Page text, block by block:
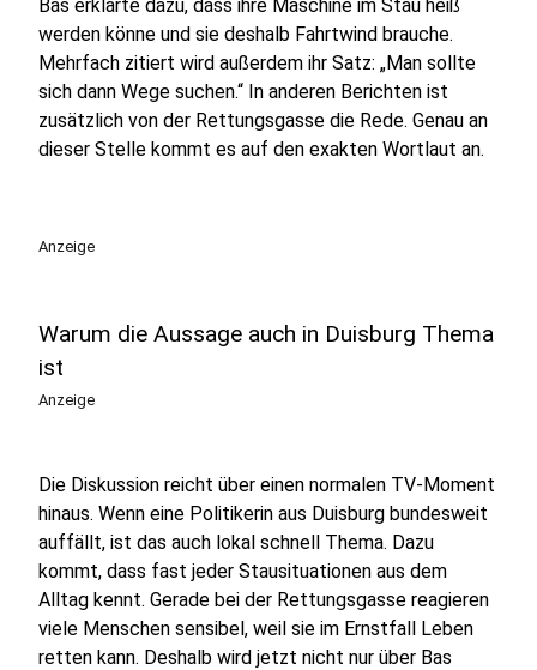
Bas erklärte dazu, dass ihre Maschine im Stau heiß
werden könne und sie deshalb Fahrtwind brauche.
Mehrfach zitiert wird außerdem ihr Satz: „Man sollte
sich dann Wege suchen.“ In anderen Berichten ist
zusätzlich von der Rettungsgasse die Rede. Genau an
dieser Stelle kommt es auf den exakten Wortlaut an.
Anzeige
Warum die Aussage auch in Duisburg Thema
ist
Anzeige
Die Diskussion reicht über einen normalen TV-Moment
hinaus. Wenn eine Politikerin aus Duisburg bundesweit
auffällt, ist das auch lokal schnell Thema. Dazu
kommt, dass fast jeder Stausituationen aus dem
Alltag kennt. Gerade bei der Rettungsgasse reagieren
viele Menschen sensibel, weil sie im Ernstfall Leben
retten kann. Deshalb wird jetzt nicht nur über Bas